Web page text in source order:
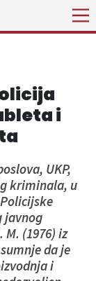
i
UKP,
kriminala, u
javnog
(1976) iz
da je
i